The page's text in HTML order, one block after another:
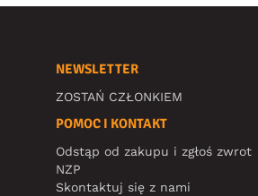
NEWSLETTER
ZOSTAŃ CZŁONKIEM
POMOC I KONTAKT
Odstąp od zakupu i zgłoś zwrot
NZP
Skontaktuj się z nami